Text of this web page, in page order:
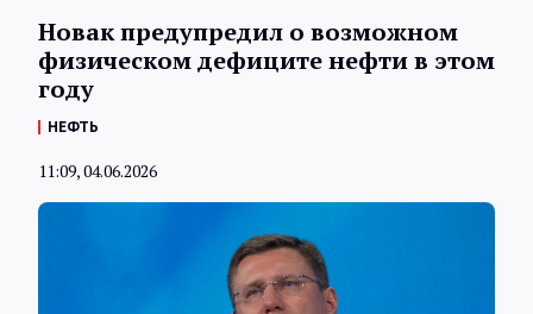
Обзоры
Новак предупредил о возможном
физическом дефиците нефти в этом
году
НЕФТЬ
11:09, 04.06.2026